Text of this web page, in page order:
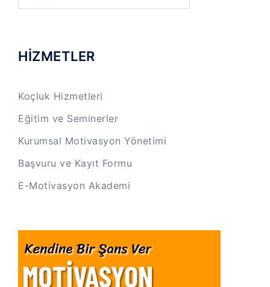
HİZMETLER
Koçluk Hizmetleri
Eğitim ve Seminerler
Kurumsal Motivasyon Yönetimi
Başvuru ve Kayıt Formu
E-Motivasyon Akademi